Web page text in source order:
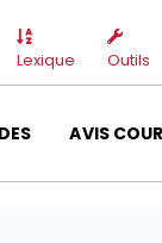
Lexique Outils
AVIS